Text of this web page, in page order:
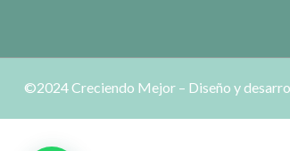
©2024 Creciendo Mejor – Diseño y